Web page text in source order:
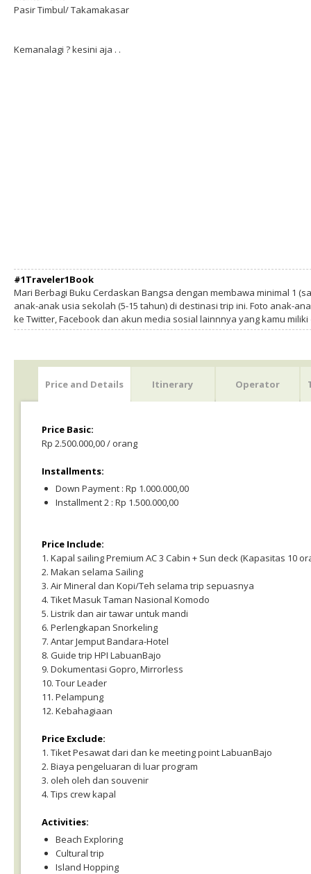
Pasir Timbul/ Takamakasar
Kemanalagi ? kesini aja . .
#1Traveler1Book
Mari Berbagi Buku Cerdaskan Bangsa dengan membawa minimal 1
anak-anak usia sekolah (5-15 tahun) di destinasi trip ini. Foto anak-
ke Twitter, Facebook dan akun media sosial lainnnya yang kamu
Price and Details Itinerary Operator
Price Basic:
Rp 2.500.000,00 / orang
Installments:
Down Payment : Rp 1.000.000,00
Installment 2 : Rp 1.500.000,00
Price Include:
1. Kapal sailing Premium AC 3 Cabin + Sun deck (Kapasitas 10
2. Makan selama Sailing
3. Air Mineral dan Kopi/Teh selama trip sepuasnya
4. Tiket Masuk Taman Nasional Komodo
5. Listrik dan air tawar untuk mandi
6. Perlengkapan Snorkeling
7. Antar Jemput Bandara-Hotel
8. Guide trip HPI LabuanBajo
9. Dokumentasi Gopro, Mirrorless
10. Tour Leader
11. Pelampung
12. Kebahagiaan
Price Exclude:
1. Tiket Pesawat dari dan ke meeting point LabuanBajo
2. Biaya pengeluaran di luar program
3. oleh oleh dan souvenir
4. Tips crew kapal
Activities:
Beach Exploring
Cultural trip
Island Hopping